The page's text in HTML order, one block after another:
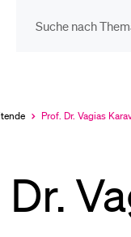
Aktuell
Prof. Dr. Vagias
Dr.
und